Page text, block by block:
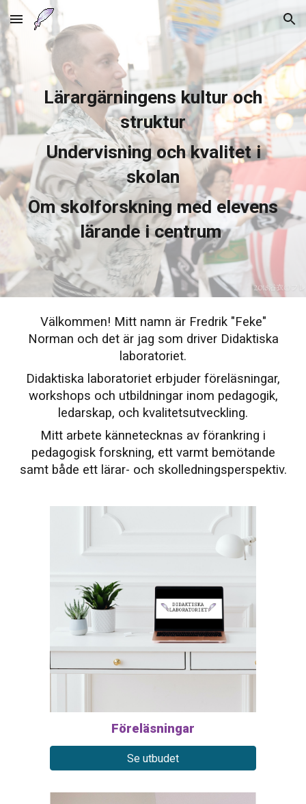
Skip to main content Skip to navigation
Lärargärningens kultur och
struktur
Undervisning och kvalitet i
skolan
Om skolforskningmed elevens
lärande i centrum
Välkommen! Mitt namn är Fredrik "Feke"
Norman och det är jag som driver Didaktiska
laboratoriet.
Didaktiska laboratoriet erbjuder föreläsningar,
workshops och utbildningar inom pedagogik,
ledarskap, och kvalitetsutveckling.
Mitt arbete kännetecknas av förankring i
pedagogisk forskning, ett varmt bemötande
samt både ett lärar- och skolledningsperspektiv.
Föreläsningar
Se utbudet